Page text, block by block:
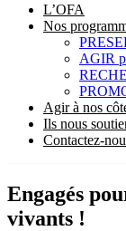
L’OFA
Nos
AGIR
Agir à nos
Ils nous
Contactez-
Engagés
vivants !